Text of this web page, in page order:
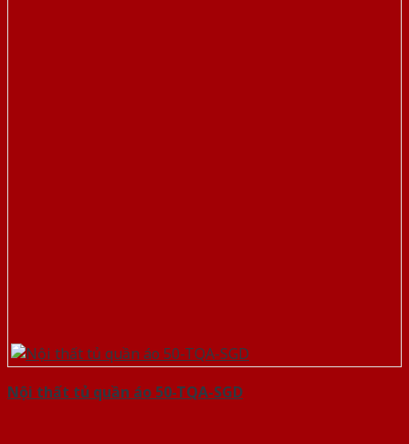
Nội thất tủ quần áo 50-TQA-SGD